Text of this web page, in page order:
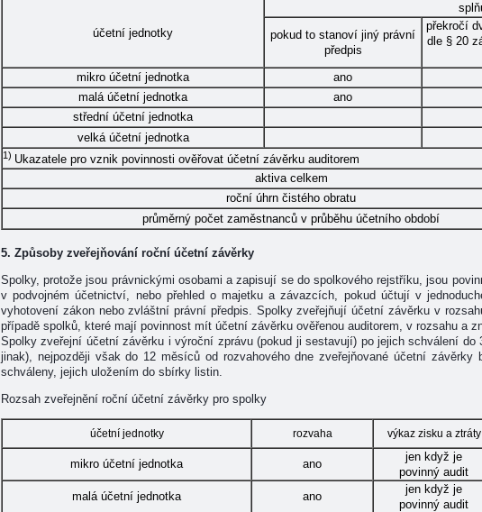
účetní jednotky
pokud to stanoví jiný právní
předpis
překročí
dle § 20
mikro účetní jednotka
ano
malá účetní jednotka
ano
střední účetní jednotka
velká účetní jednotka
1) Ukazatele pro vznik povinnosti ověřovat účetní závěrku auditorem
aktiva celkem
roční úhrn čistého obratu
průměrný počet zaměstnanců v průběhu účetního období
5. Způsoby zveřejňování roční účetní závěrky
Spolky, protože jsou právnickými osobami a zapisují se do spolkového rejstříku, jsou
v podvojném účetnictví, nebo přehled o majetku a závazcích, pokud účtují v
vyhotovení zákon nebo zvláštní právní předpis. Spolky zveřejňují účetní závěrku v
případě spolků, které mají povinnost mít účetní závěrku ověřenou auditorem, v rozsahu a
Spolky zveřejní účetní závěrku i výroční zprávu (pokud ji sestavují) po jejich schválení
jinak), nejpozději však do 12 měsíců od rozvahového dne zveřejňované účetní
schváleny, jejich uložením do sbírky listin.
Rozsah zveřejnění roční účetní závěrky pro spolky
účetní jednotky rozvaha výkaz zisku a ztráty
mikro účetní jednotka ano
jen když je
povinný audit
malá účetní jednotka
ano
jen když je
povinný audit